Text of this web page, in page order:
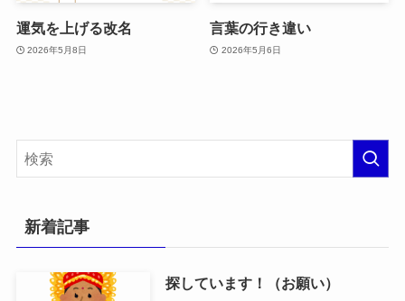
運気を上げる改名
2026年5月8日
言葉の行き違い
2026年5月6日
新着記事
探しています！（お願い）